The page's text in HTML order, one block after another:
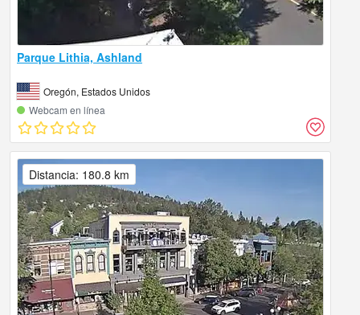
Parque Lithia, Ashland
Oregón, Estados Unidos
Webcam en línea
Distancia: 180.8 km